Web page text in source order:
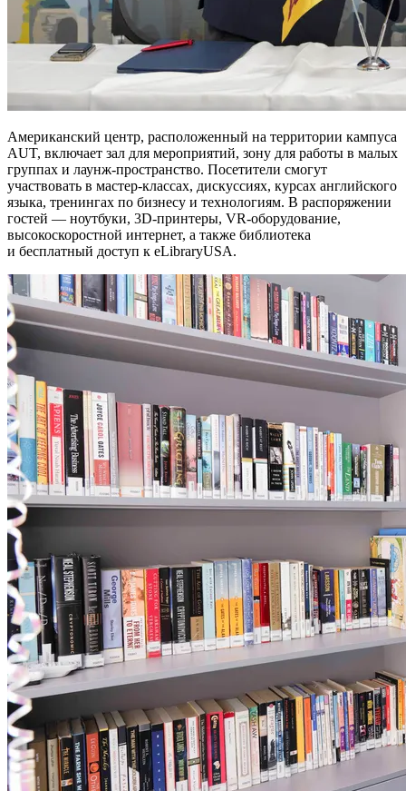
Американский центр, расположенный на территории кампуса
AUT, включает зал для мероприятий, зону для работы в малых
группах и лаунж-пространство. Посетители смогут
участвовать в мастер-классах, дискуссиях, курсах английского
языка, тренингах по бизнесу и технологиям. В распоряжении
гостей — ноутбуки, 3D-принтеры, VR-оборудование,
высокоскоростной интернет, а также библиотека
и бесплатный доступ к eLibraryUSA.